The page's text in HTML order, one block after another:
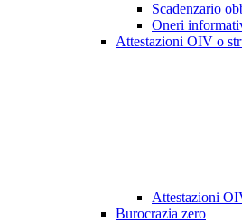
Scadenzario
Oneri
Attestazioni OIV o
Attestazioni
Burocrazia zero